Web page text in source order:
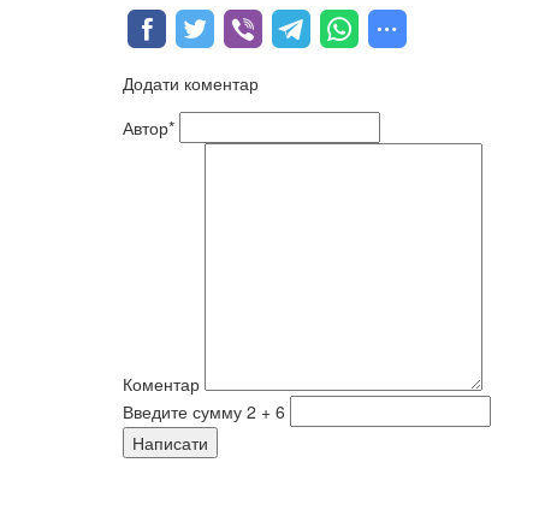
Додати коментар
Автор*
Коментар
Введите сумму 2 + 6
Написати